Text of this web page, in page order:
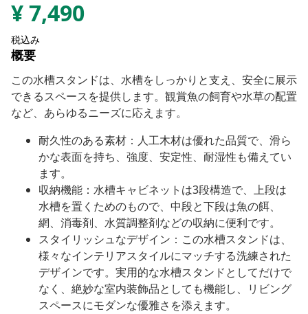
¥7,490
税込み
概要
この水槽スタンドは、水槽をしっかりと支え、安全に展示
できるスペースを提供します。観賞魚の飼育や水草の配置
など、あらゆるニーズに応えます。
耐久性のある素材：人工木材は優れた品質で、滑ら
かな表面を持ち、強度、安定性、耐湿性も備えてい
ます。
収納機能：水槽キャビネットは3段構造で、上段は
水槽を置くためのもので、中段と下段は魚の餌、
網、消毒剤、水質調整剤などの収納に便利です。
スタイリッシュなデザイン：この水槽スタンドは、
様々なインテリアスタイルにマッチする洗練された
デザインです。実用的な水槽スタンドとしてだけで
なく、絶妙な室内装飾品としても機能し、リビング
スペースにモダンな優雅さを添えます。